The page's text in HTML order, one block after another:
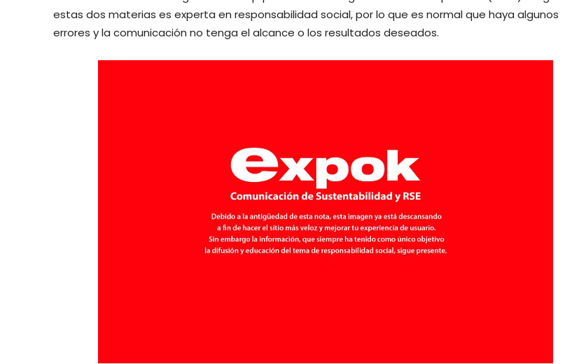
estas dos materias es experta en responsabilidad social, por lo que es normal que haya algunos
errores y la comunicación no tenga el alcance o los resultados deseados.